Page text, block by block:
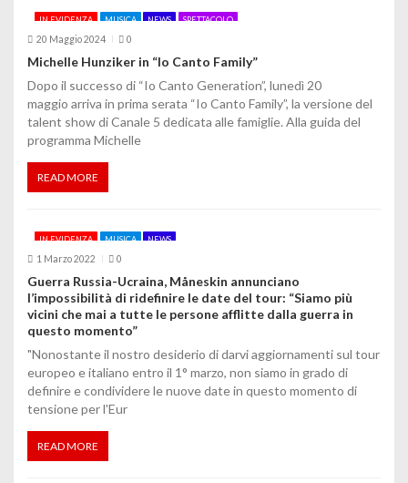
o
n
e
a
r
c
o
l
i
IN EVIDENZA MUSICA NEWS SPETTACOLO
20 Maggio 2024 0
Michelle Hunziker in “Io Canto Family”
Dopo il successo di “Io Canto Generation”, lunedì 20
maggio arriva in prima serata “Io Canto Family”, la versione del
talent show di Canale 5 dedicata alle famiglie. Alla guida del
programma Michelle
READ MORE
IN EVIDENZA MUSICA NEWS
1 Marzo 2022 0
Guerra Russia-Ucraina, Måneskin annunciano
l’impossibilità di ridefinire le date del tour: “Siamo più
vicini che mai a tutte le persone afflitte dalla guerra in
questo momento”
"Nonostante il nostro desiderio di darvi aggiornamenti sul tour
europeo e italiano entro il 1° marzo, non siamo in grado di
definire e condividere le nuove date in questo momento di
tensione per l'Eur
READ MORE